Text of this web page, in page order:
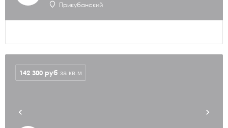
Прикубанский
142 300 руб за кв.м